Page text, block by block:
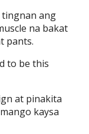
tingnan ang
na bakat
pants.
to be this
at pinakita
kaysa